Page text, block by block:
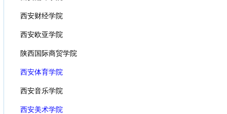
西安财经学院
西安欧亚学院
陕西国际商贸学院
西安体育学院
西安音乐学院
西安美术学院